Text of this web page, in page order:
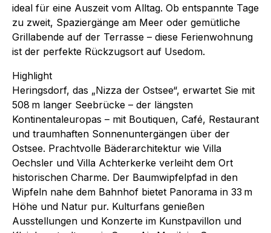
ideal für eine Auszeit vom Alltag. Ob entspannte Tage
zu zweit, Spaziergänge am Meer oder gemütliche
Grillabende auf der Terrasse – diese Ferienwohnung
ist der perfekte Rückzugsort auf Usedom.
Highlight
Heringsdorf, das „Nizza der Ostsee“, erwartet Sie mit
508 m langer Seebrücke – der längsten
Kontinentaleuropas – mit Boutiquen, Café, Restaurant
und traumhaften Sonnenuntergängen über der
Ostsee. Prachtvolle Bäderarchitektur wie Villa
Oechsler und Villa Achterkerke verleiht dem Ort
historischen Charme. Der Baumwipfelpfad in den
Wipfeln nahe dem Bahnhof bietet Panorama in 33 m
Höhe und Natur pur. Kulturfans genießen
Ausstellungen und Konzerte im Kunstpavillon und